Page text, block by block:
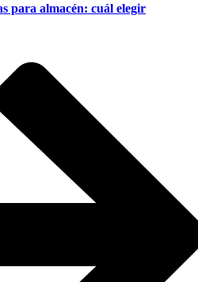
para almacén: cuál elegir